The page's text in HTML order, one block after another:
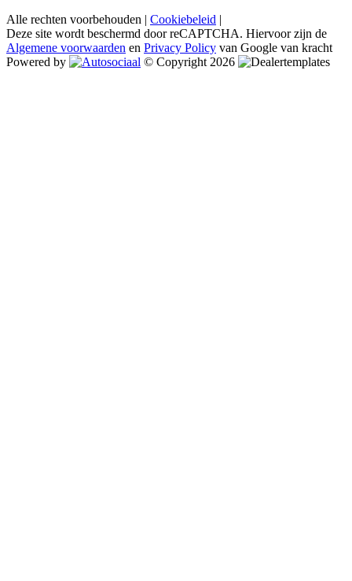
Alle rechten voorbehouden | Cookiebeleid |
Deze site wordt beschermd door reCAPTCHA. Hiervoor zijn de
Algemene voorwaarden en Privacy Policy van Google van kracht
Powered by
© Copyright 2026